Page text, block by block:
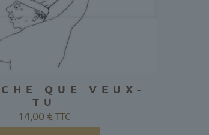
QUE VEUX-
TU
14,00 € TTC